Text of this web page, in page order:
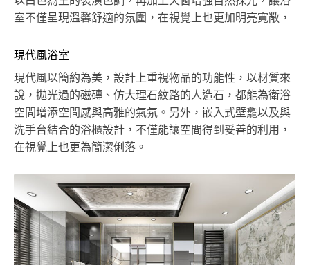
室不僅呈現溫馨舒適的氛圍，在視覺上也更加明亮寬敞，
現代風浴室
現代風以簡約為美，設計上重視物品的功能性，以材質來
說，拋光過的磁磚、仿大理石紋路的人造石，都能為衛浴
空間增添空間感與高雅的氣氛。另外，嵌入式壁龕以及與
洗手台結合的浴櫃設計，不僅能讓空間得到妥善的利用，
在視覺上也更為簡潔俐落。